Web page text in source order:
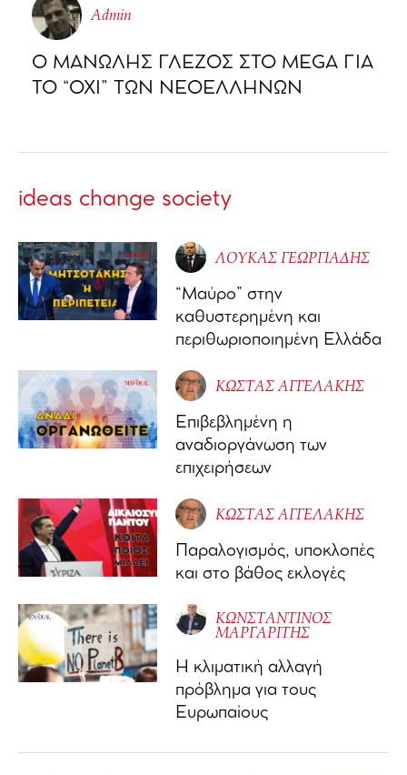
Admin
Ο ΜΑΝΩΛΗΣ ΓΛΕΖΟΣ ΣΤΟ MEGA ΓΙΑ
ΤΟ “ΟΧΙ” ΤΩΝ ΝΕΟΕΛΛΗΝΩΝ
ideas change society
ΛΟΥΚΑΣ ΓΕΩΡΓΙΑΔΗΣ
“Μαύρο” στην
καθυστερημένη και
περιθωριοποιημένη Ελλάδα
ΚΩΣΤΑΣ ΑΓΓΕΛΑΚΗΣ
Επιβεβλημένη η
αναδιοργάνωση των
επιχειρήσεων
ΚΩΣΤΑΣ ΑΓΓΕΛΑΚΗΣ
Παραλογισμός, υποκλοπές
και στο βάθος εκλογές
ΚΩΝΣΤΑΝΤΙΝΟΣ
ΜΑΡΓΑΡΙΤΗΣ
Η κλιματική αλλαγή
πρόβλημα για τους
Ευρωπαίους